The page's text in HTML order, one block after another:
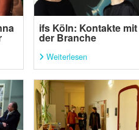
ifs Köln: Kontakte mit
der Branche
Weiterlesen